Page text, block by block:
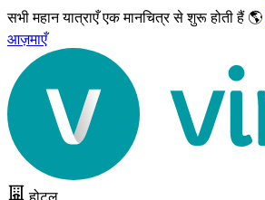
सभी महान यात्राएँएक मानचित्र से शुरू होती हैं 🌎
आज़माएँ
होटल